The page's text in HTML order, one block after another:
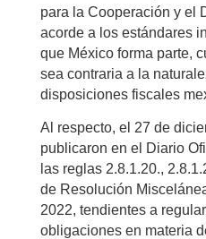
para la Cooperación y el
acorde a los estándares
que México forma parte,
sea contraria a la
disposiciones fiscales
Al respecto, el 27 de
publicaron en el Diario
las reglas 2.8.1.20.,
de Resolución
2022, tendientes a
obligaciones en materia